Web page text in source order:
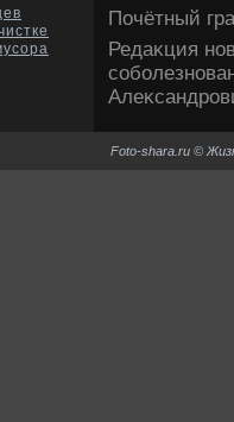
Почётный
Редаκция
Foto-shara.ru ©